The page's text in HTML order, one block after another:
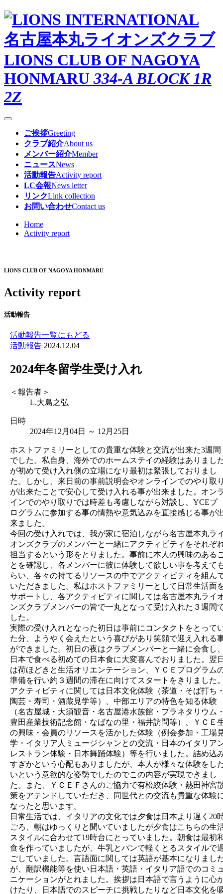
名古屋本丸ライオンズクラブ
LIONS CLUB OF NAGOYA
HONMARU 334-A BLOCK 1R
2Z
ご挨拶Greeting
クラブ紹介About us
メンバー紹介Member
ニュースNews
活動報告Activity report
LC会報News letter
リンクLink collection
お問い合わせContact us
Home
Activity report
LIONS CLUB OF NAGOYA HONMARU
Activity report
活動報告
活動報告一覧にもどる
活動報告 2024.12.04
2024年冬留学生受け入れ
＜報告者＞
L.大島之弘
日時
2024年12月04日 ～ 12月25日
ホストファミリーとしての貴重な体験と交流が出来た3週間
でした。私自身、海外でのホームステイの経験はありまし
が初めて受け入れ側の立場になり最初は緊張しておりまし
た。しかし、来日前の事前説明会やオンラインでのやり取
が出来たことで安心して受け入れる事が出来ました。オン
インでのやり取りでは時差も考慮しながら対談し、YCEプ
ログラムに参加する事の情熱や意気込みを直接感じる事が
来ました。
今回の受け入れでは、我が家に宿泊しながら名古屋本丸ラ
オンズクラブのメンバーと一緒にアクティビティをそれぞ
担当するという形をとりました。事前に本人の興味のある
とを確認し、各メンバーに彼に体験して欲しい事を考えて
らい、各々の持てるリソースの中でアクティビティを組ん
いただきました。私はホストファミリーとして日常生活面
サポートし、各アクティビティに関しては名古屋本丸ライ
ンズクラブメンバーの皆で一丸となって受け入れた３週間
した。
実際の受け入れとなった初日は事前にコンタクトをとって
た分、ようやく会えたという喜びがあり笑顔で迎え入れる
ができました。初日の夜はクラブメンバーと一緒に会食し
日本で食べる初めての日本食に大変喜んでおりました。翌
は荷ほどきと生活オリエンテーション、ＹＣＥプログラム
準備を行い約３週間の滞在に向けてスタートをきりました
アクティビティに関しては日本文化体験（茶道・そば打ち
陶芸・寿司・酒蔵見学等）、中部エリアの特色を知る体験
（名古屋城・大須観音・名古屋港水族館・プラネタリウム
豊田産業技術記念館・なばなの里・福井訪問等）、ＹＣＥ
の興味・会員のリソースを活かした体験（例会参加・工場
学・イタリア人ミュージシャンとの交流・日本のイタリア
レストラン体験・日本舞踊体験）等を行いました。詰め込
すぎかという心配もありましたが、本人が様々な体験をし
いという意欲的な姿勢でしたのでこの内容が実現できまし
た。また、ＹＣＥＦさんのご協力で有松絞体験・熱田神宮
策をアテンドしていただき、同世代との交流も貴重な体験
なったと思います。
日常生活では、イタリアの文化では夕食は日本より遅く20
ごろ、朝はゆっくりと聞いていましたが夕食はこちらの生
スタイルに合わせて19時台にとっていました。朝食は最初
食を作っていましたが、牛乳とパンで軽くとるスタイルで
ごしていました。言語面に関しては英語が基本になりまし
が、翻訳機能等を使い日本語・英語・イタリア語でのコミ
ニケーションがとれました。挨拶は日本語で言うように心
けたり、日本語でのスピーチに挑戦したりなど日本文化を